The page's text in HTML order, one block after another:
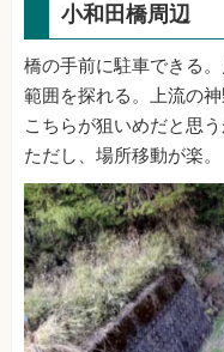
小和田橋周辺
橋の手前に駐車できる
範囲を探れる。上流の
こちらが狙いめだと思
ただし、場所移動が楽。